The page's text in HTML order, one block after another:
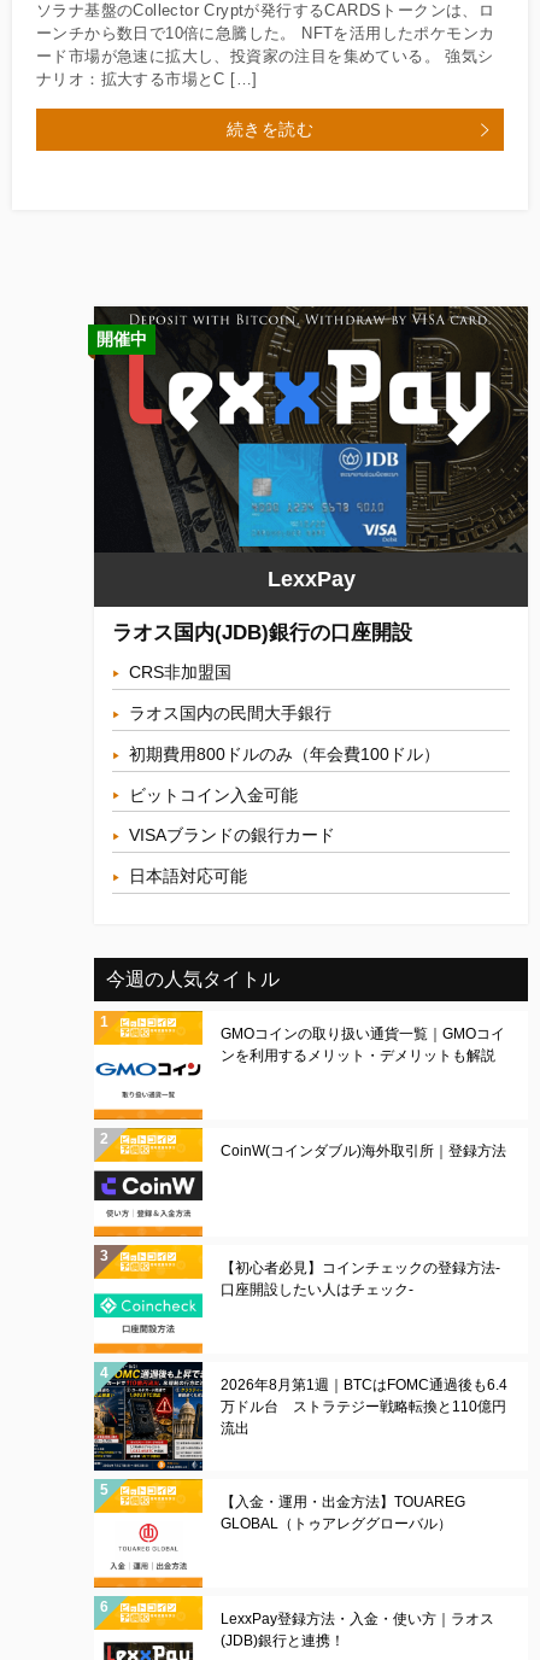
ソラナ基盤のCollector Cryptが発行するCARDSトークンは、ロ
ーンチから数日で10倍に急騰した。 NFTを活用したポケモンカ
ード市場が急速に拡大し、投資家の注目を集めている。 強気シ
ナリオ：拡大する市場とC […]
続きを読む
開催中
LexxPay
ラオス国内(JDB)銀行の口座開設
CRS非加盟国
ラオス国内の民間大手銀行
初期費用800ドルのみ（年会費100ドル）
ビットコイン入金可能
VISAブランドの銀行カード
日本語対応可能
今週の人気タイトル
GMOコインの取り扱い通貨一覧｜GMOコイ
ンを利用するメリット・デメリットも解説
CoinW(コインダブル)海外取引所｜登録方法
【初心者必見】コインチェックの登録方法-
口座開設したい人はチェック-
2026年8月第1週｜BTCはFOMC通過後も6.4
万ドル台 ストラテジー戦略転換と110億円
流出
【入金・運用・出金方法】TOUAREG
GLOBAL（トゥアレググローバル）
LexxPay登録方法・入金・使い方｜ラオス
(JDB)銀行と連携！